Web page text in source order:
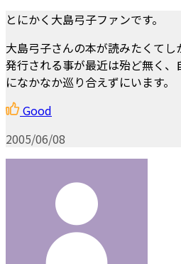
とにかく大島弓子ファンです。
大島弓子さんの本が読みたくてし
発行される事が最近は殆ど無く
になかなか巡り合えずにいます。
Good
2005/06/08